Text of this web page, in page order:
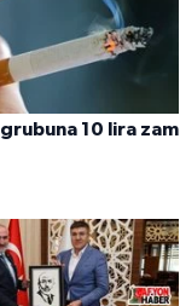
10 lira zam